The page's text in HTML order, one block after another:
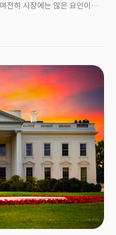
전히 시장에는 많은 요인이
지 이슈, 바로 연준의